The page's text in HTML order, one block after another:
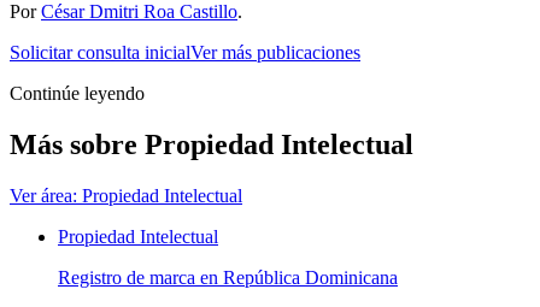
Por César Dmitri Roa Castillo.
Solicitar consulta inicialVer más publicaciones
Continúe leyendo
Más sobre Propiedad Intelectual
Ver área: Propiedad Intelectual
Propiedad Intelectual
Registro de marca en República Dominicana